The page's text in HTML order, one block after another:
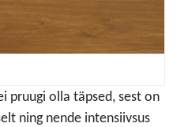
pruugi olla täpsed, sest on
ning nende intensiivsus